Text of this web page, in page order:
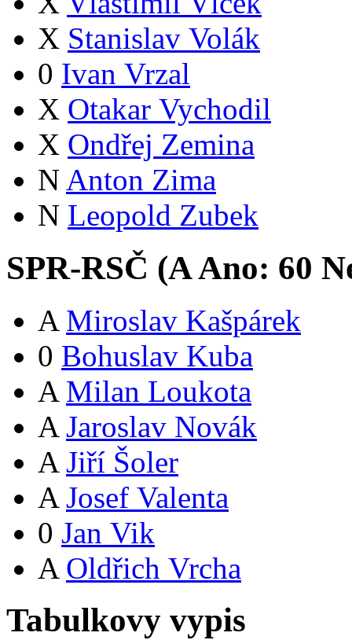
X Stanislav Volák
0 Ivan Vrzal
X Otakar Vychodil
X Ondřej Zemina
N Anton Zima
N Leopold Zubek
SPR-RSČ (AAno: 60
A Miroslav Kašpárek
0 Bohuslav Kuba
A Milan Loukota
A Jaroslav Novák
A Jiří Šoler
A Josef Valenta
0 Jan Vik
A Oldřich Vrcha
Tabulkovy vypis